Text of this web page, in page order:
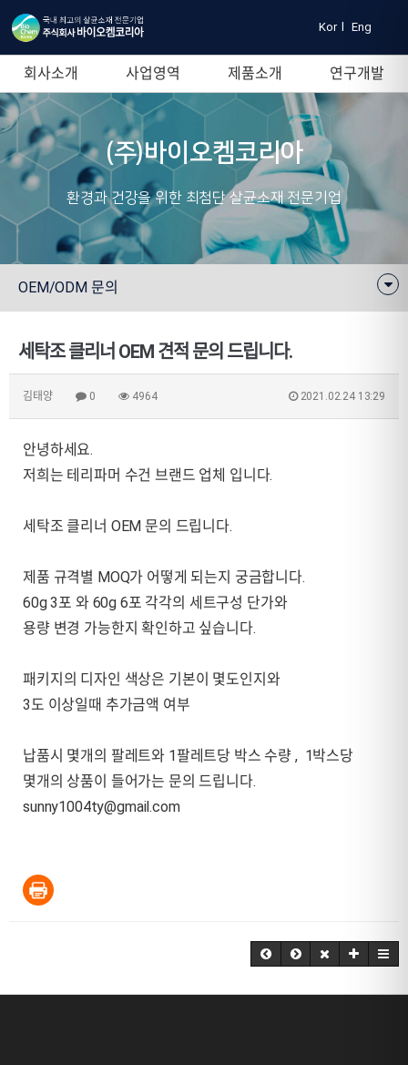
KorlEng
회사소개 사업영역 제품소개 연구개발
(주)바이오켐코리아
환경과 건강을 위한 최첨단 살균소재 전문기업
OEM/ODM 문의
세탁조 클리너 OEM 견적 문의 드립니다.
김태양 0 4964 2021.02.24 13:29
안녕하세요.
저희는 테리파머 수건 브랜드 업체 입니다.
세탁조 클리너 OEM 문의 드립니다.
제품 규격별 MOQ가 어떻게 되는지 궁금합니다.
60g 3포 와 60g 6포 각각의 세트구성 단가와
용량 변경 가능한지 확인하고 싶습니다.
패키지의 디자인 색상은 기본이 몇도인지와
3도 이상일때 추가금액 여부
납품시 몇개의 팔레트와 1팔레트당 박스 수량 , 1박스당
몇개의 상품이 들어가는 문의 드립니다.
sunny1004ty@gmail.com